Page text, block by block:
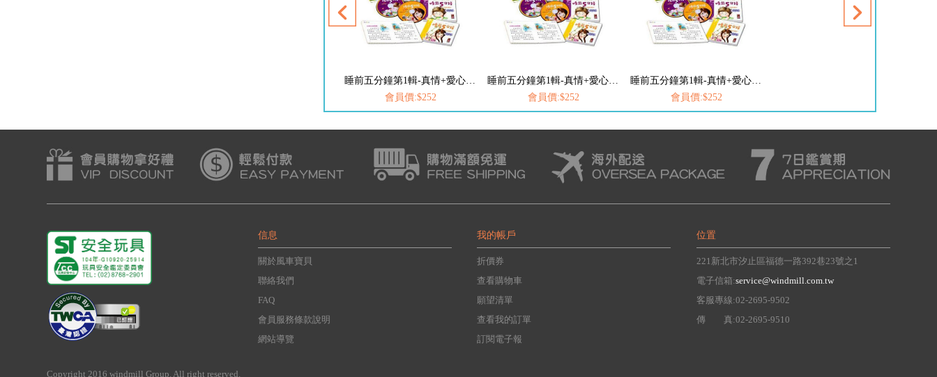
睡前五分鐘第1輯-真情+愛心小故事(2書2CD)
會員價:$252
睡前五分鐘第1輯-真情+愛心小故事(2書2CD)
會員價:$252
睡前五分鐘第1輯-真情+愛心小故事(2書2CD)
會員價:$252
信息
關於風車寶貝
聯絡我們
FAQ
會員服務條款說明
網站導覽
我的帳戶
折價券
查看購物車
願望清單
查看我的訂單
訂閱電子報
位置
221新北市汐止區福德一路392巷23號之1
電子信箱:service@windmill.com.tw
客服專線:02-2695-9502
傳 真:02-2695-9510
Copyright 2016 windmill Group. All right reserved.